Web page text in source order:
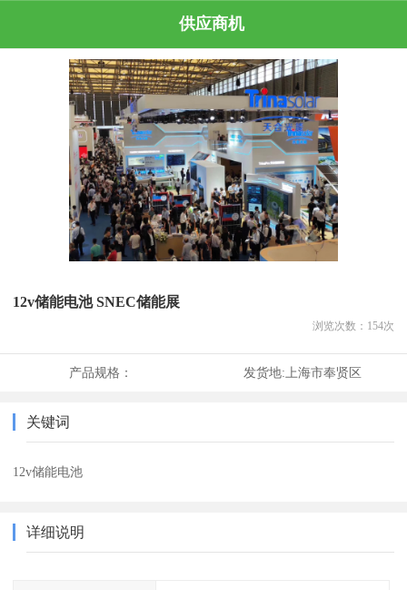
供应商机
12v储能电池 SNEC储能展
浏览次数： 154次
产品规格： 发货地:上海市奉贤区
关键词
12v储能电池
详细说明